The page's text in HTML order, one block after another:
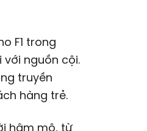
F1 trong
với nguồn cội.
truyền
hàng trẻ.
hâm mộ, từ